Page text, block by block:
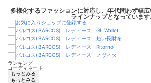
多様化するファッションに対応し、年代問わず幅
ランキング
コーディネート
もっとみる
もっとみる